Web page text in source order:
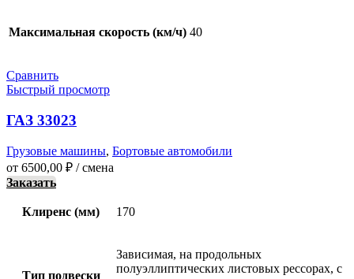
Максимальная скорость (км/ч) 40
Сравнить
Быстрый просмотр
ГАЗ 33023
Грузовые машины, Бортовые автомобили
от 6500,00 ₽ / смена
Заказать
Клиренс (мм) 170
Тип подвески
Зависимая, на продольных
полуэллиптических листовых рессорах, с